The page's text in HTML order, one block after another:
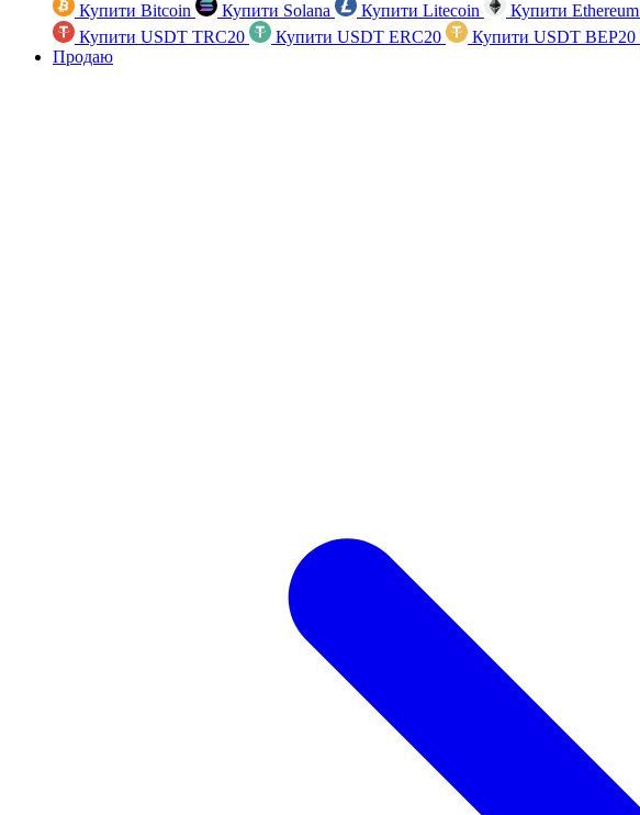
Купити Bitcoin Купити Solana Купити Litecoin Купити Ethereum
Купити USDT TRC20
Купити USDT ERC20 Купити USDT BEP20
Продаю